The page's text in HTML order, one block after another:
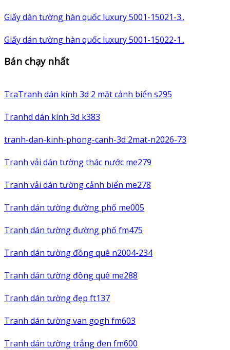
Giấy dán tường hàn quốc luxury 5001-15021-3..
Giấy dán tường hàn quốc luxury 5001-15022-1..
Bán chạy nhất
TraTranh dán kính 3d 2 mặt cảnh biển s295
Tranhd dán kính 3d k383
tranh-dan-kinh-phong-canh-3d 2mat-n2026-73
Tranh vải dán tường thác nước me279
Tranh vải dán tường cảnh biển me278
Tranh dán tường đường phố me005
Tranh dán tường đường phố fm475
Tranh dán tường đồng quê n2004-234
Tranh dán tường đồng quê me288
Tranh dán tường đẹp ft137
Tranh dán tường van gogh fm603
Tranh dán tường trắng đen fm600